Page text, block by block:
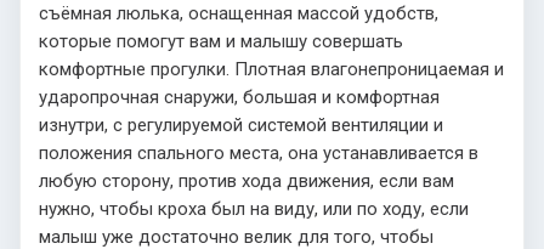
съёмная люлька, оснащенная массой удобств,
которые помогут вам и малышу совершать
комфортные прогулки. Плотная влагонепроницаемая и
ударопрочная снаружи, большая и комфортная
изнутри, с регулируемой системой вентиляции и
положения спального места, она устанавливается в
любую сторону, против хода движения, если вам
нужно, чтобы кроха был на виду, или по ходу, если
малыш уже достаточно велик для того, чтобы